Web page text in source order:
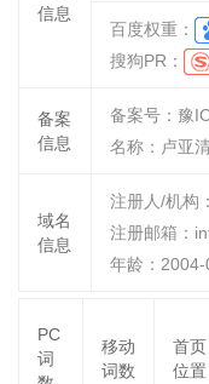
信息
百度权重：
搜狗PR：
备案
信息
备案号：豫
名称： 卢亚
域名
信息
注册人/机构
注册邮箱：
年龄：2004-
PC
词
移动
词数
首页
位置